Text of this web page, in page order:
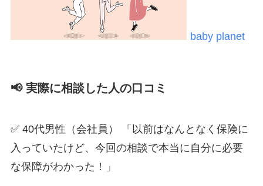
baby planet
📢 実際に相談した人の口コミ
✅ 40代男性（会社員） 「以前はなんとなく保険に
入っていたけど、今回の相談で本当に自分に必要
な保障がわかった！」